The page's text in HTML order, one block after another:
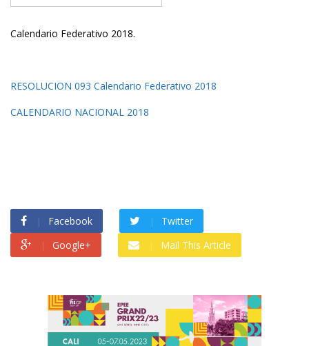
Calendario Federativo 2018.
RESOLUCION 093 Calendario Federativo 2018
CALENDARIO NACIONAL 2018
Facebook
Twitter
Google+
Mail This Article